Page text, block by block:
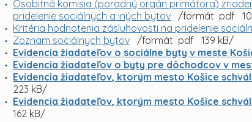
Osobitná komisia (poradný orgán primátora)
pridelenie sociálnych a iných bytov
/formát pdf
Kritéria hodnotenia zásluhovosti na pridelenie
Zoznam sociálnych bytov
/formát pdf 139 kB/
Evidencia žiadateľov o sociálne byty v meste
Evidencia žiadateľov o byty pre dôchodcov v
Evidencia žiadateľov, ktorým mesto Košice
223 kB/
Evidencia žiadateľov, ktorým mesto Košice
162 kB/